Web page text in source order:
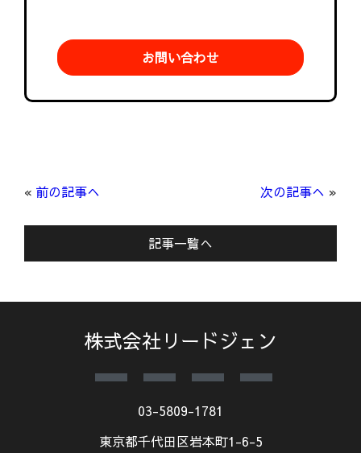
お問い合わせ
« 前の記事へ 次の記事へ »
記事一覧へ
株式会社リードジェン
03-5809-1781
東京都千代田区岩本町1-6-5